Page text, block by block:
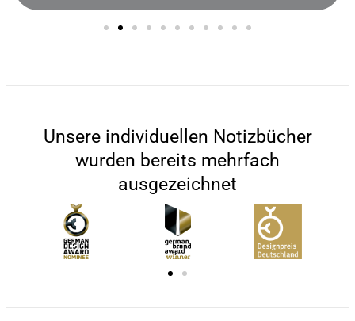
Unsere individuellen Notizbücher
wurden bereits mehrfach
ausgezeichnet